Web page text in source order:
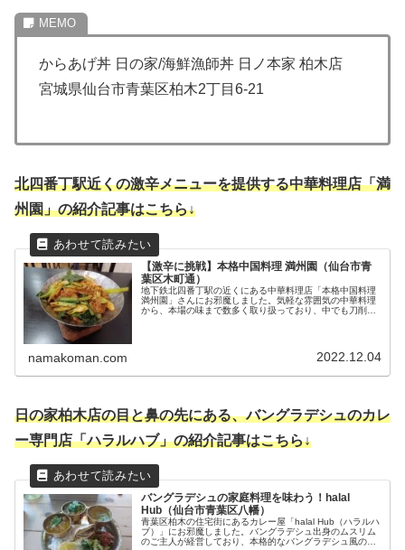
からあげ丼 日の家/海鮮漁師丼 日ノ本家 柏木店
宮城県仙台市青葉区柏木2丁目6-21
北四番丁駅近くの激辛メニューを提供する中華料理店「満
州園」の紹介記事はこちら↓
【激辛に挑戦】本格中国料理 満州園（仙台市青
葉区木町通）
地下鉄北四番丁駅の近くにある中華料理店「本格中国料理
満州園」さんにお邪魔しました。気軽な雰囲気の中華料理
から、本場の味まで数多く取り扱っており、中でも刀削麺
namakoman.com 2022.12.04
日の家柏木店の目と鼻の先にある、バングラデシュのカレ
ー専門店「ハラルハブ」の紹介記事はこちら↓
バングラデシュの家庭料理を味わう！halal
Hub（仙台市青葉区八幡）
青葉区柏木の住宅街にあるカレー屋「halal Hub（ハラルハ
ブ）」にお邪魔しました。バングラデシュ出身のムスリム
のご主人が経営しており、本格的なバングラデシュ風のス